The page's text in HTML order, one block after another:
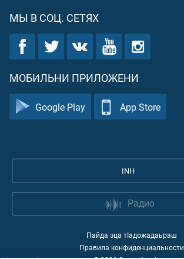
МЫ В СОЦ. СЕТЯХ
МОБИЛЬНИ ПРИЛОЖЕНИ
Google Play App Store
INH
Радио
Пайда эца тIадожадаьраш
Правила конфиденциальности